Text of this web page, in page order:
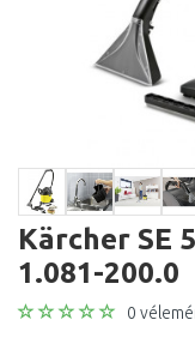
Kärcher SE
1.081-200.0
0